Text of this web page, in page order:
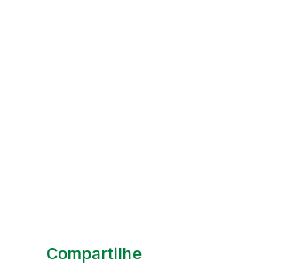
Compartilhe